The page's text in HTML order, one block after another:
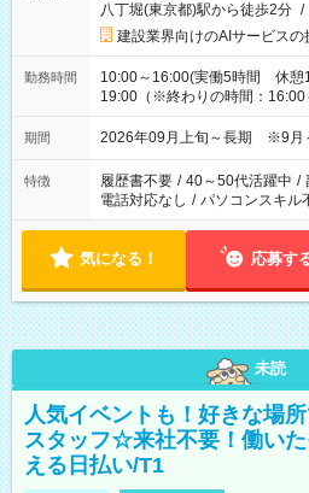
八丁堀(東京都)駅から徒歩2分 /
建設業界向けのAIサービスの
勤務時間
10:00～16:00(実働5時間 休憩
19:00（※終わりの時間：16:00
期間 2026年09月上旬～長期 ※9月
特徴 履歴書不要 / 40～50代活躍中 /
電話対応なし / パソコンスキル
気になる！ 応募す
未読
人気イベントも！好きな場
スタッフ☆来社不要！働い
える日払い/T1